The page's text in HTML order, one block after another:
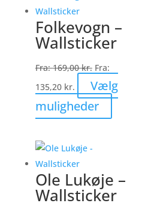
Folkevogn –
Wallsticker
Fra:169,00kr. Fra:
135,20 kr.
Vælg
muligheder
vare
kan
Ole Lukøje –
Wallsticker